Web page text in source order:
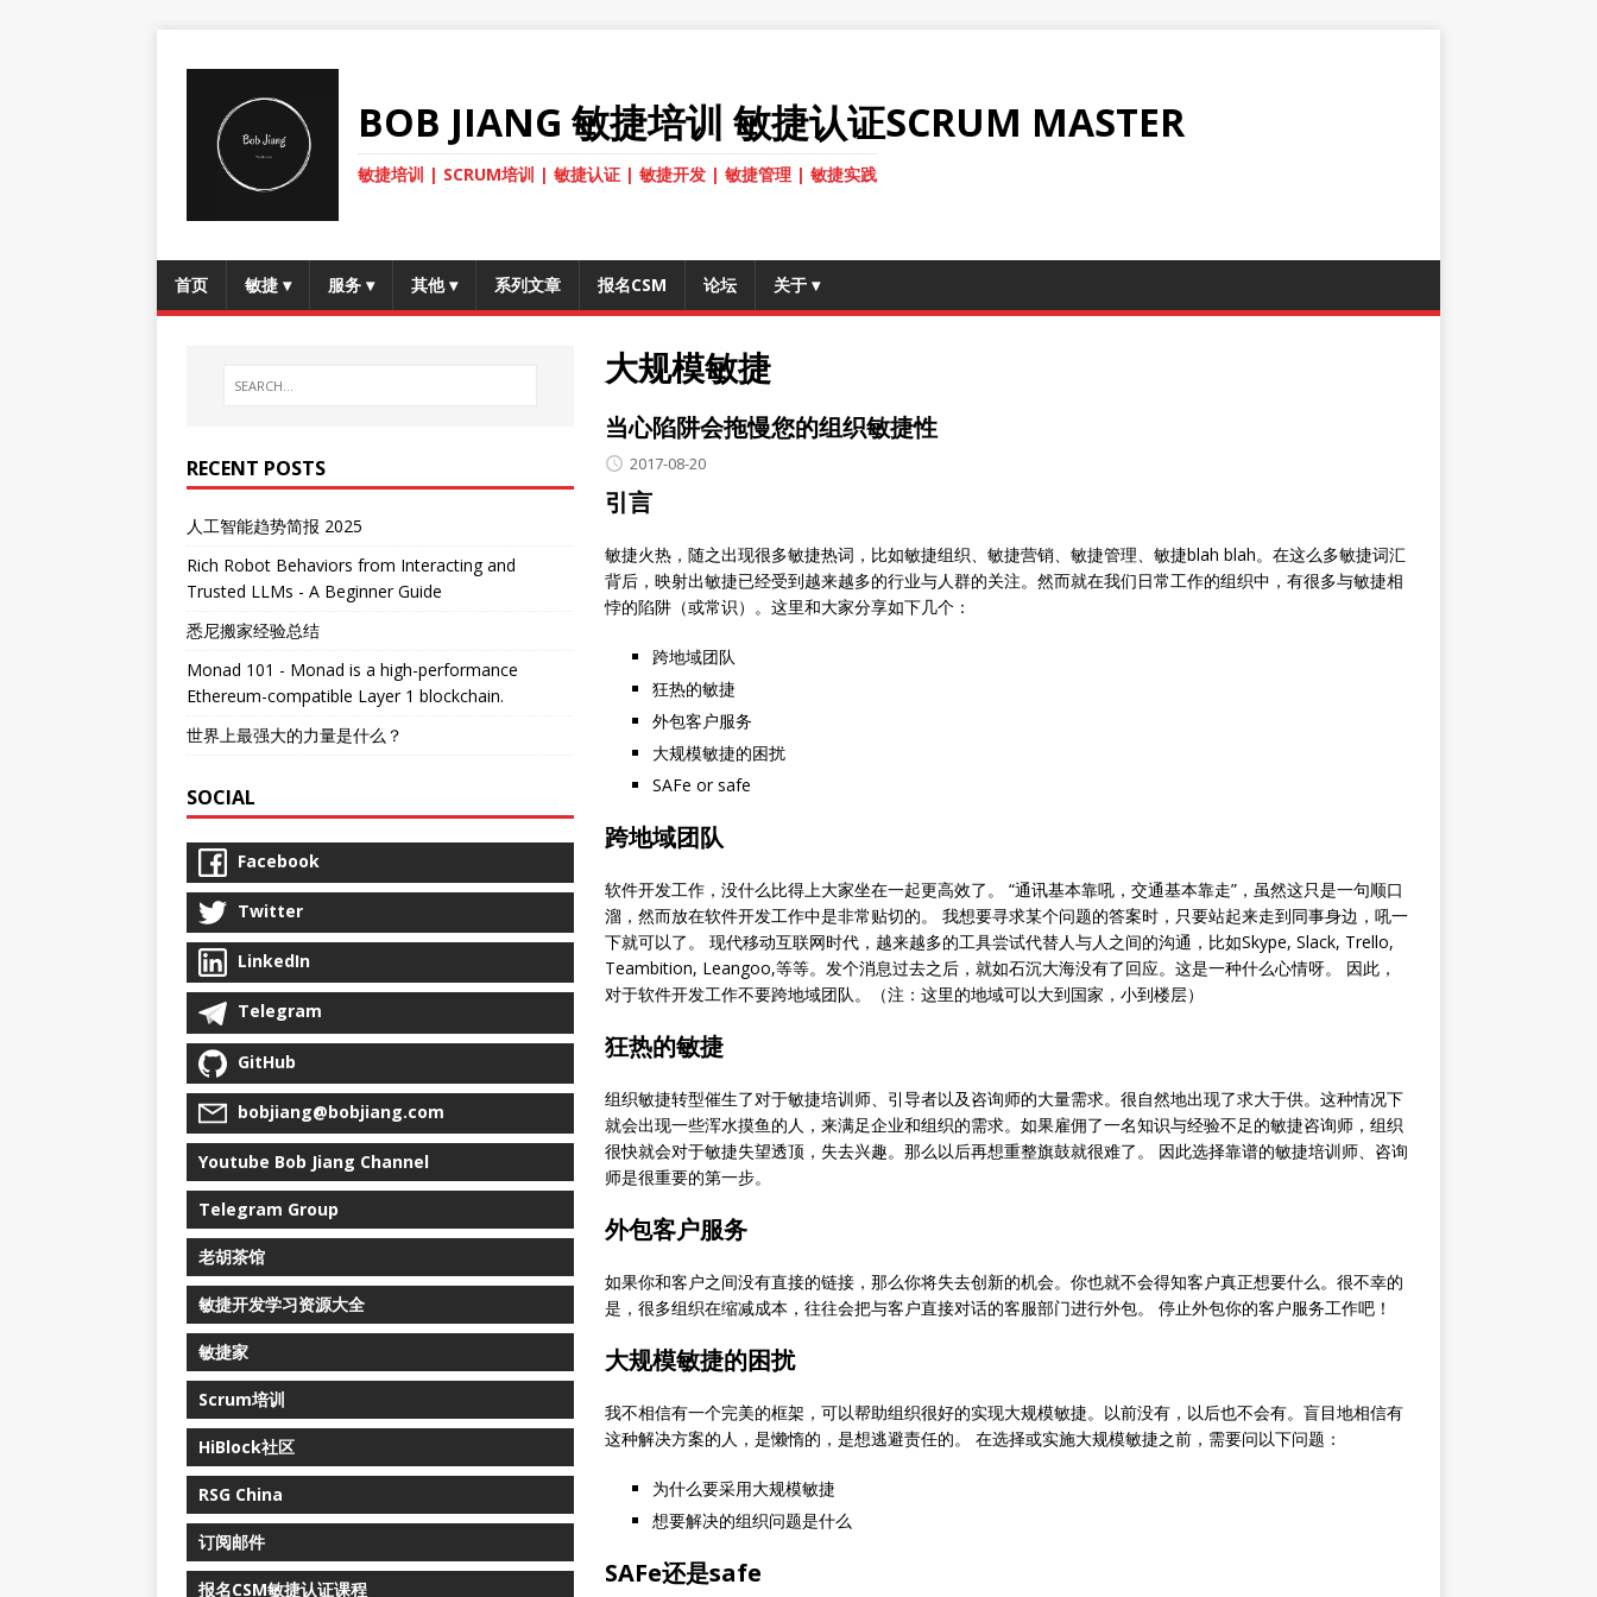
BOB JIANG 敏捷培训 敏捷认证SCRUM MASTER
敏捷培训 | SCRUM培训 | 敏捷认证 | 敏捷开发 | 敏捷管理 | 敏捷实践
首页 敏捷 ▾ 服务 ▾ 其他 ▾ 系列文章 报名CSM 论坛 关于 ▾
大规模敏捷
当心陷阱会拖慢您的组织敏捷性
2017-08-20
引言
敏捷火热，随之出现很多敏捷热词，比如敏捷组织、敏捷营销、敏捷管理、敏捷blah blah。在这么多敏捷词汇
背后，映射出敏捷已经受到越来越多的行业与人群的关注。然而就在我们日常工作的组织中，有很多与敏捷相
悖的陷阱（或常识）。这里和大家分享如下几个：
跨地域团队
狂热的敏捷
外包客户服务
大规模敏捷的困扰
SAFe or safe
跨地域团队
软件开发工作，没什么比得上大家坐在一起更高效了。 “通讯基本靠吼，交通基本靠走”，虽然这只是一句顺口
溜，然而放在软件开发工作中是非常贴切的。 我想要寻求某个问题的答案时，只要站起来走到同事身边，吼一
下就可以了。 现代移动互联网时代，越来越多的工具尝试代替人与人之间的沟通，比如Skype, Slack, Trello,
Teambition, Leangoo,等等。发个消息过去之后，就如石沉大海没有了回应。这是一种什么心情呀。 因此，
对于软件开发工作不要跨地域团队。（注：这里的地域可以大到国家，小到楼层）
狂热的敏捷
组织敏捷转型催生了对于敏捷培训师、引导者以及咨询师的大量需求。很自然地出现了求大于供。这种情况下
就会出现一些浑水摸鱼的人，来满足企业和组织的需求。如果雇佣了一名知识与经验不足的敏捷咨询师，组织
很快就会对于敏捷失望透顶，失去兴趣。那么以后再想重整旗鼓就很难了。 因此选择靠谱的敏捷培训师、咨询
师是很重要的第一步。
外包客户服务
如果你和客户之间没有直接的链接，那么你将失去创新的机会。你也就不会得知客户真正想要什么。很不幸的
是，很多组织在缩减成本，往往会把与客户直接对话的客服部门进行外包。 停止外包你的客户服务工作吧！
大规模敏捷的困扰
我不相信有一个完美的框架，可以帮助组织很好的实现大规模敏捷。以前没有，以后也不会有。盲目地相信有
这种解决方案的人，是懒惰的，是想逃避责任的。 在选择或实施大规模敏捷之前，需要问以下问题：
为什么要采用大规模敏捷
想要解决的组织问题是什么
SAFe还是safe
RECENT POSTS
人工智能趋势简报 2025
Rich Robot Behaviors from Interacting and
Trusted LLMs - A Beginner Guide
悉尼搬家经验总结
Monad 101 - Monad is a high-performance
Ethereum-compatible Layer 1 blockchain.
世界上最强大的力量是什么？
SOCIAL
Facebook
Twitter
LinkedIn
Telegram
GitHub
bobjiang@bobjiang.com
Youtube Bob Jiang Channel
Telegram Group
老胡茶馆
敏捷开发学习资源大全
敏捷家
Scrum培训
HiBlock社区
RSG China
订阅邮件
报名CSM敏捷认证课程